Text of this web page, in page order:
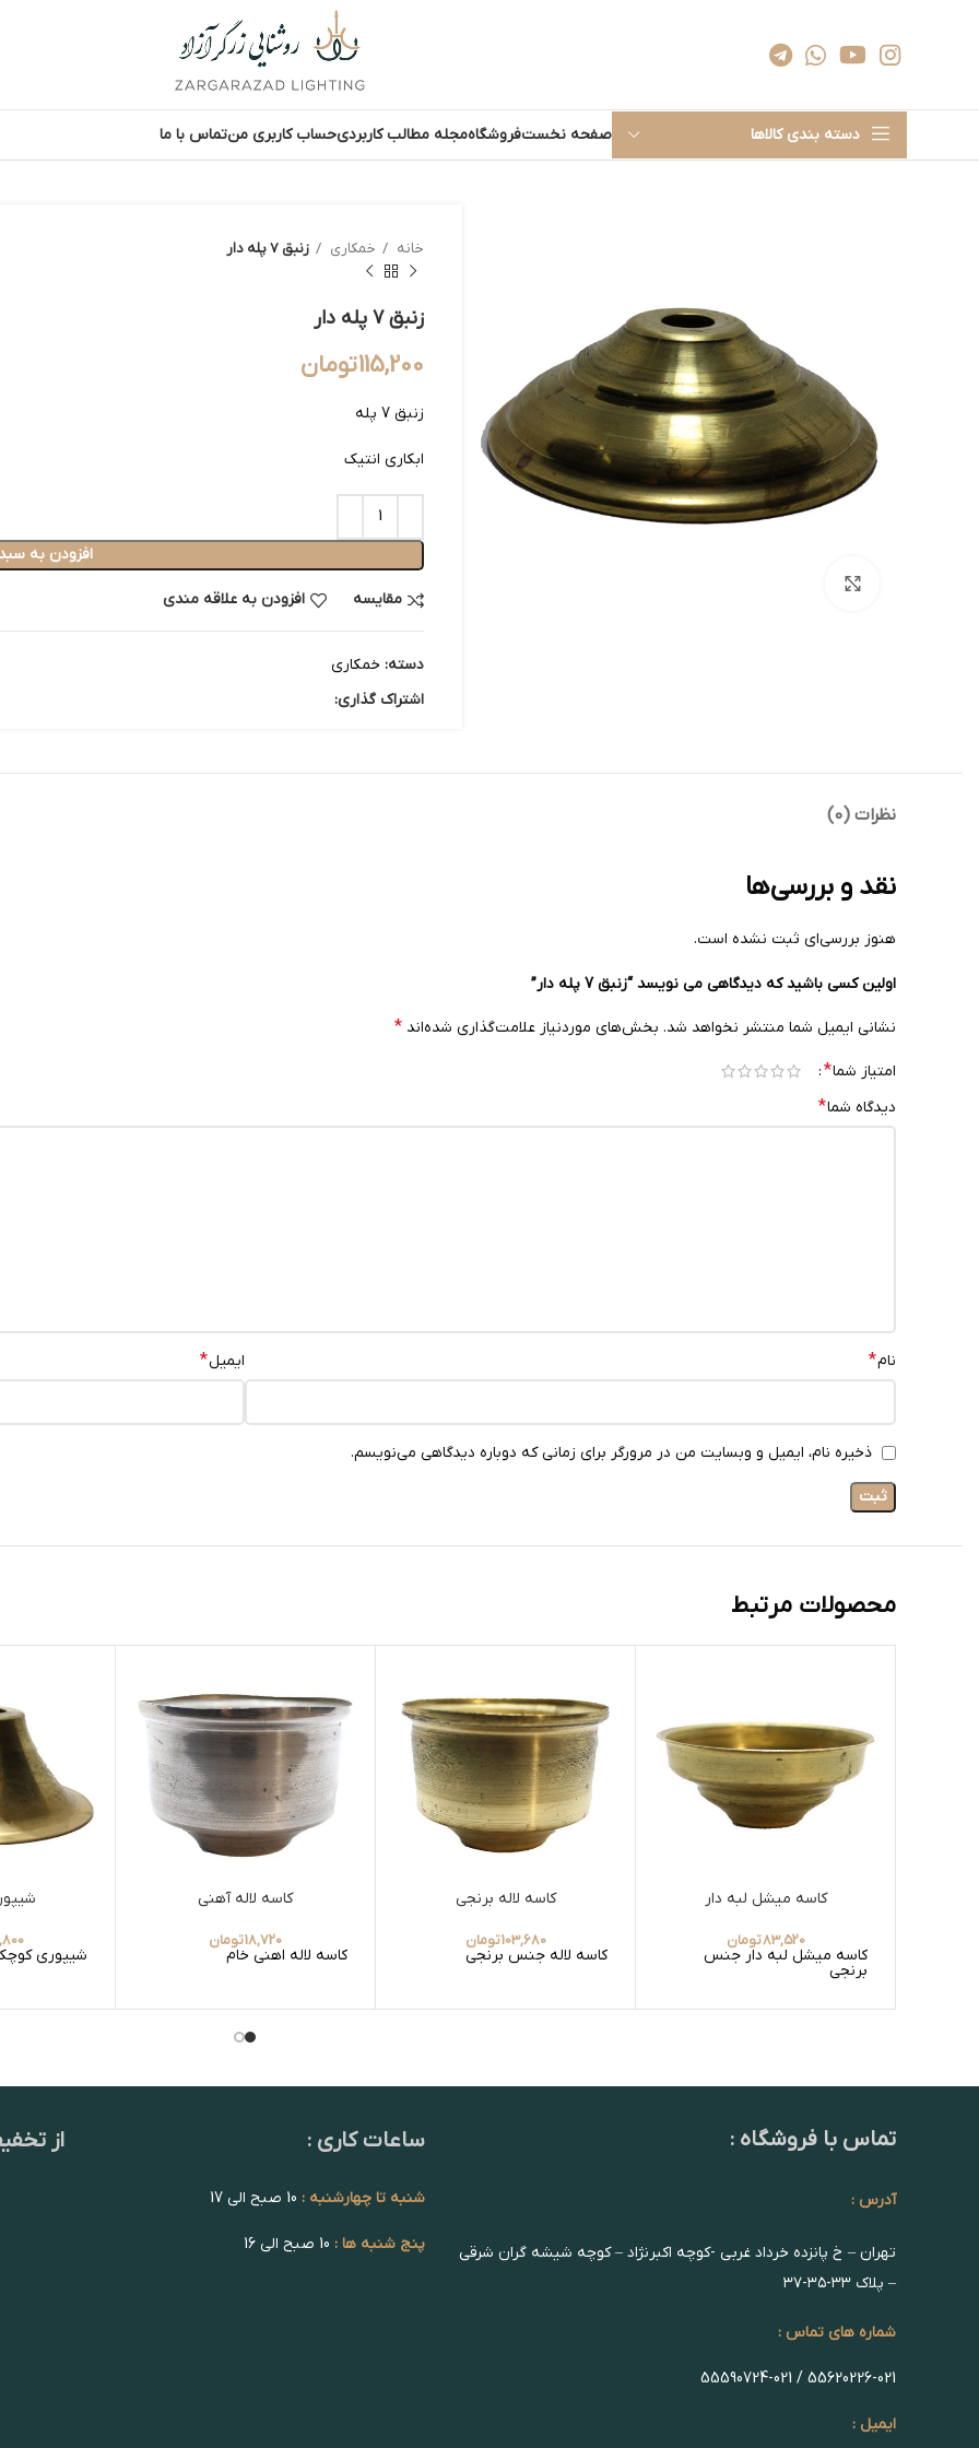
دسته بندی کالاها صفحه نخستفروشگاهمجله مطالب کاربردیحساب کاربری منتماس با ما
خانه خمکاری زنبق 7 پله دار
زنبق 7 پله دار
115,200تومان
زنبق 7 پله
ابکاری انتیک
افزودن به
مقایسه افزودن به علاقه مندی
دسته: خمکاری
اشتراک گذاری:
نظرات (0)
نقد و بررسی‌ها
هنوز بررسی‌ای ثبت نشده است.
اولین کسی باشید که دیدگاهی می نویسد “زنبق 7 پله دار”
نشانی ایمیل شما منتشر نخواهد شد. بخش‌های موردنیاز علامت‌گذاری شده‌اند *
امتیاز شما*
دیدگاه شما*
نام* ایمیل*
ذخیره نام، ایمیل و وبسایت من در مرورگر برای زمانی که دوباره دیدگاهی می‌نویسم.
محصولات مرتبط
کاسه میشل لبه دار
83,520تومان
کاسه میشل لبه دار جنس
برنجی
کاسه لاله برنجی
103,680تومان
کاسه لاله جنس برنجی
کاسه لاله آهنی
18,720تومان
کاسه لاله اهنی خام شیپوری
تماس با فروشگاه :
آدرس :
تهران – خ پانزده خرداد غربی -کوچه اکبرنژاد – کوچه شیشه گران شرقی
– پلاک ۳۳-۳۵-۳۷
شماره های تماس :
55620226-021 / 55590724-021
ایمیل :
ساعات کاری :
شنبه تا چهارشنبه :
پنج شنبه ها :
از